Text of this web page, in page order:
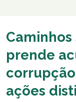
Caminhos
prende
ações